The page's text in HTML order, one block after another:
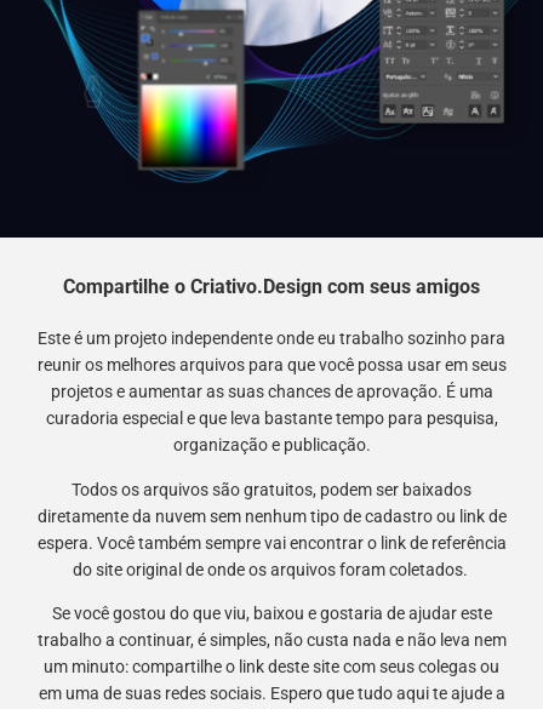
Compartilhe o Criativo.Design com seus amigos
Este é um projeto independente onde eu trabalho sozinho para
reunir os melhores arquivos para que você possa usar em seus
projetos e aumentar as suas chances de aprovação. É uma
curadoria especial e que leva bastante tempo para pesquisa,
organização e publicação.
Todos os arquivos são gratuitos, podem ser baixados
diretamente da nuvem sem nenhum tipo de cadastro ou link de
espera. Você também sempre vai encontrar o link de referência
do site original de onde os arquivos foram coletados.
Se você gostou do que viu, baixou e gostaria de ajudar este
trabalho a continuar, é simples, não custa nada e não leva nem
um minuto: compartilhe o link deste site com seus colegas ou
em uma de suas redes sociais. Espero que tudo aqui te ajude a